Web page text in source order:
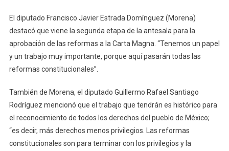
El diputado Francisco Javier Estrada Domínguez (Morena)
destacó que viene la segunda etapa de la antesala para la
aprobación de las reformas a la Carta Magna. “Tenemos un papel
y un trabajo muy importante, porque aquí pasarán todas las
reformas constitucionales”.
También de Morena, el diputado Guillermo Rafael Santiago
Rodríguez mencionó que el trabajo que tendrán es histórico para
el reconocimiento de todos los derechos del pueblo de México;
“es decir, más derechos menos privilegios. Las reformas
constitucionales son para terminar con los privilegios y la